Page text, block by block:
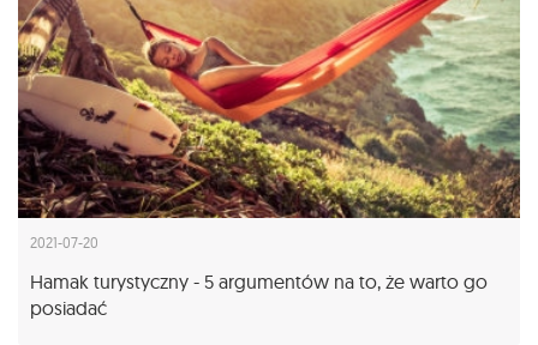
2021-07-20
Hamak turystyczny - 5 argumentów na to, że warto go
posiadać